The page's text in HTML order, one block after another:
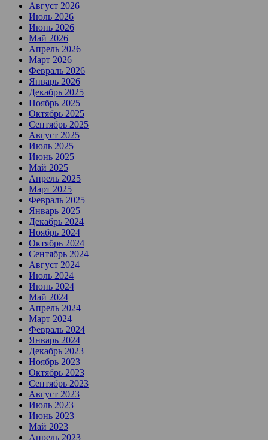
Август 2026
Июль 2026
Июнь 2026
Май 2026
Апрель 2026
Март 2026
Февраль 2026
Январь 2026
Декабрь 2025
Ноябрь 2025
Октябрь 2025
Сентябрь 2025
Август 2025
Июль 2025
Июнь 2025
Май 2025
Апрель 2025
Март 2025
Февраль 2025
Январь 2025
Декабрь 2024
Ноябрь 2024
Октябрь 2024
Сентябрь 2024
Август 2024
Июль 2024
Июнь 2024
Май 2024
Апрель 2024
Март 2024
Февраль 2024
Январь 2024
Декабрь 2023
Ноябрь 2023
Октябрь 2023
Сентябрь 2023
Август 2023
Июль 2023
Июнь 2023
Май 2023
Апрель 2023